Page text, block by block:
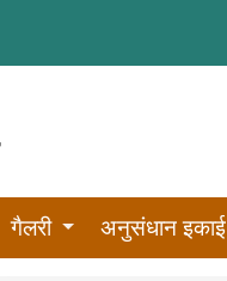
गैलरी अनुसंधान इकाई